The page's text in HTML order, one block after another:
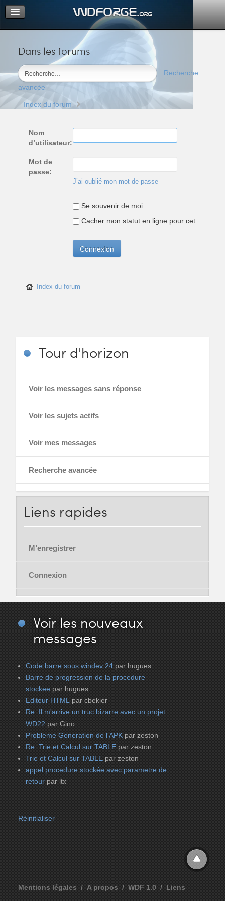
Dans les forums
Recherche
avancée
Portail
Index du forum
M’enregistrer
Connexion
Index du forum
Nom
d’utilisateur:
Mot de
passe:
J’ai oublié mon mot de passe
Se souvenir de moi
Cacher mon statut en ligne pour cette
Index du forum
Tourd'horizon
Voir les messages sans réponse
Voir les sujets actifs
Voir mes messages
Recherche avancée
Liens rapides
M’enregistrer
Connexion
Voir les nouveaux
messages
Code barre sous windev 24 par hugues
Barre de progression de la procedure
stockee par hugues
Editeur HTML par cbekier
Re: Il m'arrive un truc bizarre avec un projet
WD22 par Gino
Probleme Generation de l'APK par zeston
Re: Trie et Calcul sur TABLE par zeston
Trie et Calcul sur TABLE par zeston
appel procedure stockée avec parametre de
retour par ltx
Réinitialiser
Mentions légales A propos WDF 1.0 Liens